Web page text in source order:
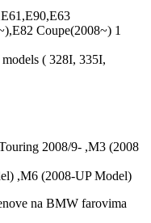
Coupe(2008~) 1
( 328I, 335I,
2008/9- ,M3 (2008
,M6 (2008-UP Model)
na BMW farovima